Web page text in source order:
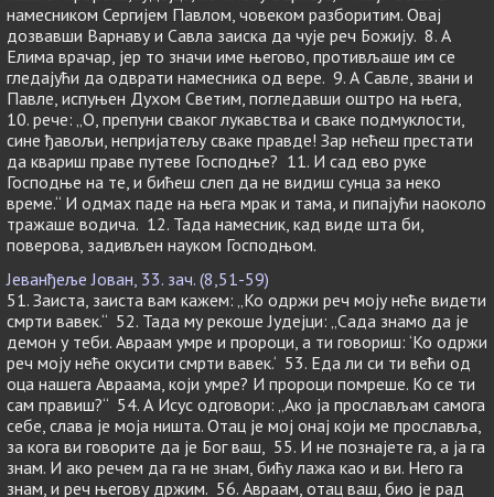
намесником Сергијем Павлом, човеком разборитим. Овај
дозвавши Варнаву и Савла заиска да чује реч Божију. 8. А
Елима врачар, јер то значи име његово, противљаше им се
гледајући да одврати намесника од вере. 9. А Савле, звани и
Павле, испуњен Духом Светим, погледавши оштро на њега,
10. рече: „О, препуни сваког лукавства и сваке подмуклости,
сине ђавољи, непријатељу сваке правде! Зар нећеш престати
да квариш праве путеве Господње? 11. И сад ево руке
Господње на те, и бићеш слеп да не видиш сунца за неко
време.“ И одмах паде на њега мрак и тама, и пипајући наоколо
тражаше водича. 12. Тада намесник, кад виде шта би,
поверова, задивљен науком Господњом.
Јеванђеље Јован, 33. зач. (8,51-59)
51. Заиста, заиста вам кажем: „Ко одржи реч моју неће видети
смрти вавек.“ 52. Тада му рекоше Јудејци: „Сада знамо да је
демон у теби. Авраам умре и пророци, а ти говориш: ‘Ко одржи
реч моју неће окусити смрти вавек.‘ 53. Еда ли си ти већи од
оца нашега Авраама, који умре? И пророци помреше. Ко се ти
сам правиш?“ 54. А Исус одговори: „Ако ја прослављам самога
себе, слава је моја ништа. Отац је мој онај који ме прославља,
за кога ви говорите да је Бог ваш, 55. И не познајете га, а ја га
знам. И ако речем да га не знам, бићу лажа као и ви. Него га
знам, и реч његову држим. 56. Авраам, отац ваш, био је рад